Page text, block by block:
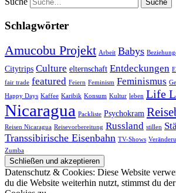
Schlagwörter
Amucobu Projekt Arbeit Babys
Citytrips Culture elternschaft Entdeckungen
fair trade featured Feiern Feminism Feminismus
Happy Days Kaffee Karibik Konsum Kultur leben Life
Nicaragua Packliste Psychokram
Reisen Nicaragua Reisevorbereitung Russland stillen
Transsibirische Eisenbahn TV-Shows
Zumba
Datenschutz & Cookies: Diese Website
du die Website weiterhin nutzt, stimmst du